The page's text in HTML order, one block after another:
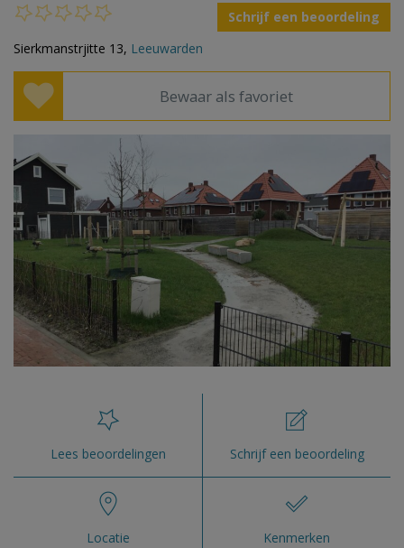
Schrijf een beoordeling
Sierkmanstrjitte 13, Leeuwarden
Bewaar als favoriet
Lees beoordelingen Schrijf een beoordeling
Locatie Kenmerken